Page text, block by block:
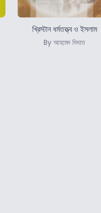
খ্রিস্টান ধর্মতত্ত্ব ও ইসলাম
By আহমেদ দিদাত